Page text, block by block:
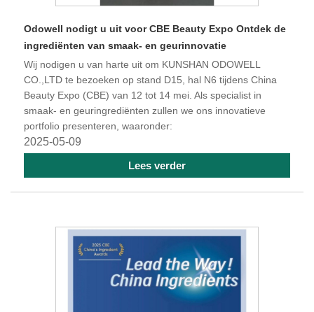
Odowell nodigt u uit voor CBE Beauty Expo Ontdek de
ingrediënten van smaak- en geurinnovatie
Wij nodigen u van harte uit om KUNSHAN ODOWELL
CO.,LTD te bezoeken op stand D15, hal N6 tijdens China
Beauty Expo (CBE) van 12 tot 14 mei. Als specialist in
smaak- en geuringrediënten zullen we ons innovatieve
portfolio presenteren, waaronder:
2025-05-09
Lees verder